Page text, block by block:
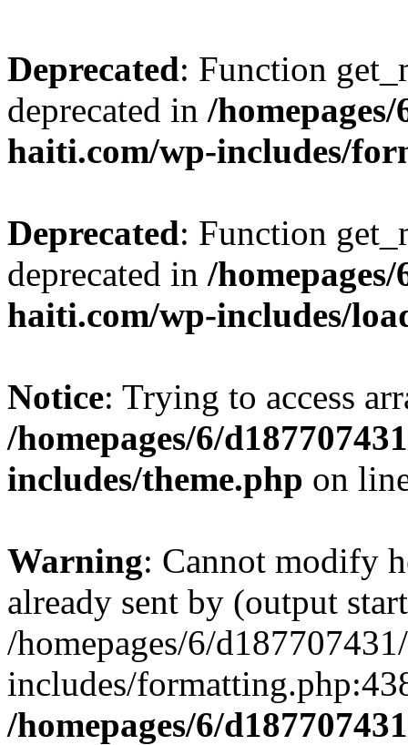
Deprecated: Function
deprecated in /
haiti.com/wp-includes/
Deprecated: Function
deprecated in /
haiti.com/wp-includes/
Notice: Trying to access
/homepages/6/
includes/theme.php on
Warning: Cannot modify
already sent by (output
/homepages/6/
includes/
/homepages/6/